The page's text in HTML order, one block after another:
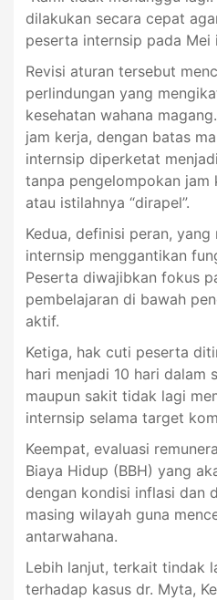
dilakukan secara cepat
peserta internsip pada Mei
Revisi aturan tersebut
perlindungan yang
kesehatan wahana
jam kerja, dengan batas
internsip diperketat
tanpa pengelompokan jam
atau istilahnya “dirapel”.
Kedua, definisi peran,
internsip menggantikan
Peserta diwajibkan fokus
pembelajaran di bawah
aktif.
Ketiga, hak cuti peserta
hari menjadi 10 hari dalam
maupun sakit tidak lagi
internsip selama target
Keempat, evaluasi
Biaya Hidup (BBH) yang
dengan kondisi inflasi dan
masing wilayah guna
antarwahana.
Lebih lanjut, terkait tindak
terhadap kasus dr. Myta,